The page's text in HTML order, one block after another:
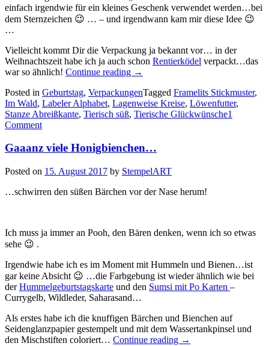
einfach irgendwie für ein kleines Geschenk verwendet werden…bei
dem Sternzeichen 😉 … – und irgendwann kam mir diese Idee 😉
…
Vielleicht kommt Dir die Verpackung ja bekannt vor… in der
Weihnachtszeit habe ich ja auch schon Rentierködel verpackt…das
war so ähnlich! Continue reading „Tierisch
Löwenfutter…“
→
Posted in Geburtstag, VerpackungenTagged Framelits Stickmuster,
Im Wald, Labeler Alphabet, Lagenweise Kreise, Löwenfutter,
Stanze Abreißkante, Tierisch süß, Tierische Glückwünsche1
Comment
Gaaanz viele Honigbienchen…
Posted on 15. August 2017 by StempelART
…schwirren den süßen Bärchen vor der Nase herum!
Ich muss ja immer an Pooh, den Bären denken, wenn ich so etwas
sehe 😉 .
Irgendwie habe ich es im Moment mit Hummeln und Bienen…ist
gar keine Absicht 😉 …die Farbgebung ist wieder ähnlich wie bei
derHummelgeburtstagskarte und den Sumsi mit Po Karten –
Currygelb, Wildleder, Saharasand…
Als erstes habe ich die knuffigen Bärchen und Bienchen auf
Seidenglanzpapier gestempelt und mit dem Wassertankpinsel und
den Mischstiften coloriert… Continue reading „Gaaanz
→